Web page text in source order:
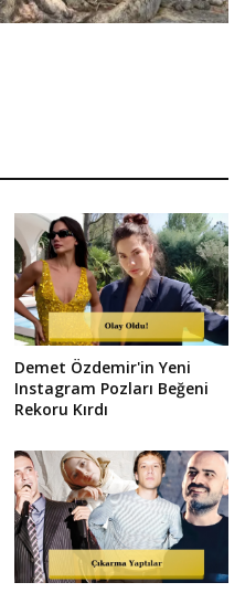
Demet Özdemir'in Yeni
Instagram Pozları Beğeni
Rekoru Kırdı